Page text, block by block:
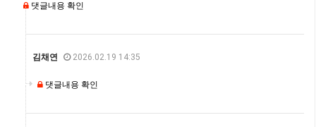
댓글내용 확인
김채연 2026.02.19 14:35
댓글내용 확인